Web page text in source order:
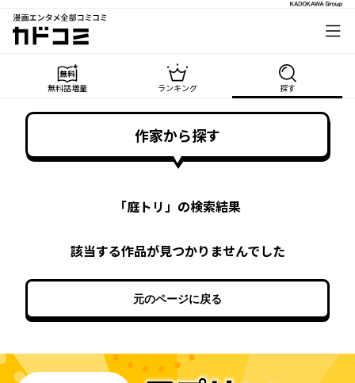
漫画エンタメ全部コミコミ
カドコミ
無料話増量 ランキング 探す
作家から探す
「庭トリ」の検索結果
該当する作品が見つかりませんでした
元のページに戻る